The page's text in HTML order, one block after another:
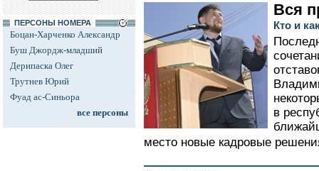
ПЕРСОНЫ НОМЕРА
Боцан-Харченко Александр
Буш Джордж-младший
Дерипаска Олег
Трутнев Юрий
Фуад ас-Синьора
все персоны
Вся
Кто и
в
место новые кадровые